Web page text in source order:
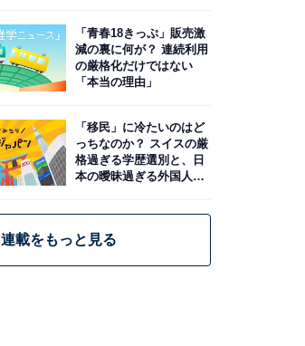
「青春18きっぷ」販売激
減の裏に何が？ 連続利用
の厳格化だけではない
「本当の理由」
「移民」に冷たいのはど
っちなのか？ スイスの厳
格過ぎる学歴選別と、日
本の曖昧過ぎる外国人政
連載をもっと見る